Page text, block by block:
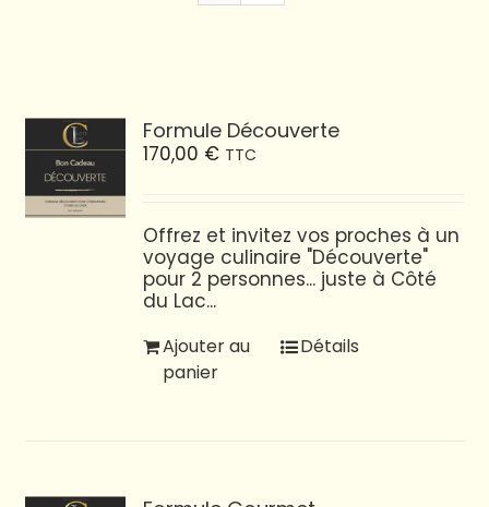
Formule Découverte
170,00 € TTC
Offrez et invitez vos proches à un
voyage culinaire "Découverte"
pour 2 personnes... juste à Côté
du Lac...
Ajouter au
panier
Détails